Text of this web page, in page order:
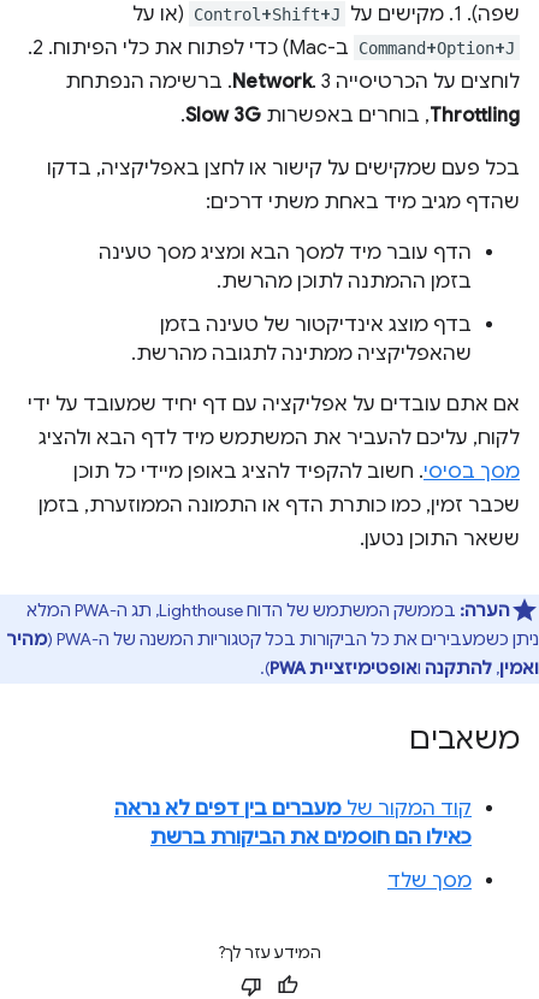
שפה). 1. מקישים על
Control +Shift+J (או על
Command+Option+J
ב-Mac) כדי לפתוח את כלי הפיתוח. 2.
לוחצים על הכרטיסייה
Network. 3. ברשימה הנפתחת
Throttling, בוחרים באפשרות Slow 3G
.
בכל פעם שמקישים על קישור או לחצן באפליקציה, בדקו
שהדף מגיב מיד באחת משתי דרכים:
הדף עובר מיד למסך הבא ומציג מסך טעינה
בזמן ההמתנה לתוכן מהרשת.
בדף מוצג אינדיקטור של טעינה בזמן
שהאפליקציה ממתינה לתגובה מהרשת.
אם אתם עובדים על אפליקציה עם דף יחיד שמעובד על ידי
לקוח, עליכם להעביר את המשתמש מיד לדף הבא ולהציג
מסך בסיסי. חשוב להקפיד להציג באופן מיידי כל תוכן
שכבר זמין, כמו כותרת הדף או התמונה הממוזערת, בזמן
ששאר התוכן נטען.
הערה:
בממשק המשתמש של הדוח Lighthouse, תג ה-PWA המלא
ניתן כשמעבירים את כל הביקורות בכל קטגוריות המשנה של ה-PWA (
מהיר
ואמין, להתקנה ואופטימיזציית PWA ).
משאבים
קוד המקור של מעברים בין דפים לא נראה
כאילו הם חוסמים את הביקורת ברשת
מסך שלד
המידע עזר לך?